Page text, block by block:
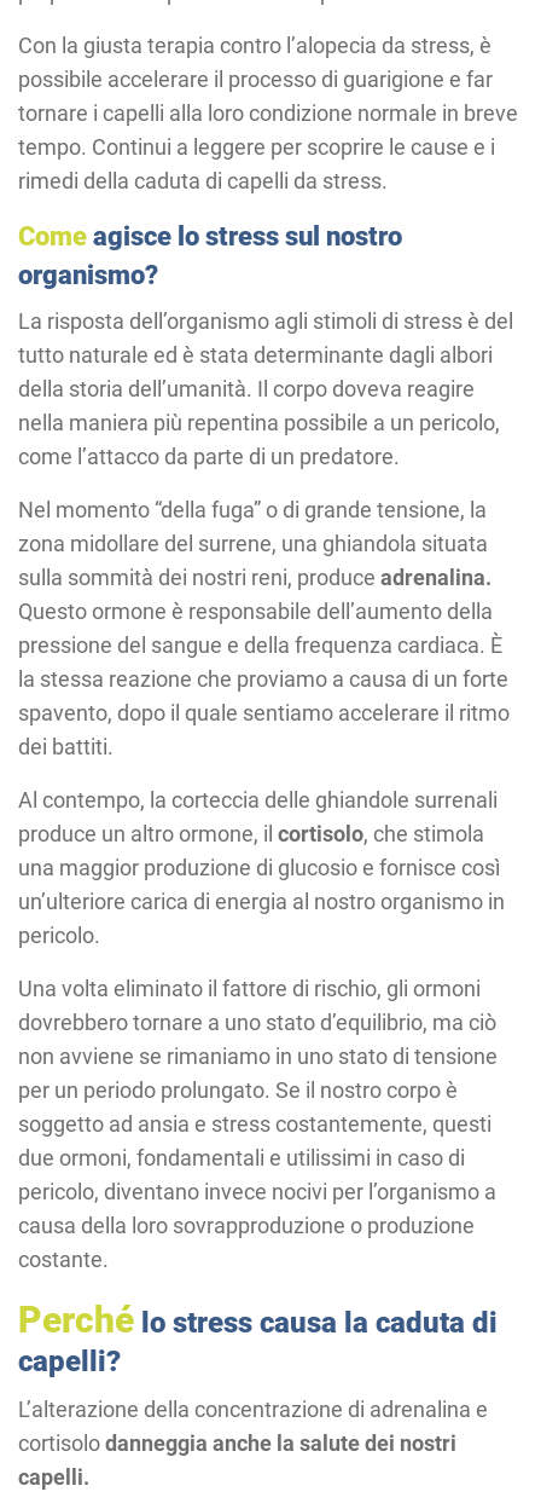
Con la giusta terapia contro l’alopecia da stress, è
possibile accelerare il processo di guarigione e far
tornare i capelli alla loro condizione normale in breve
tempo. Continui a leggere per scoprire le cause e i
rimedi della caduta di capelli da stress.
Come agisce lo stress sul nostro
organismo?
La risposta dell’organismo agli stimoli di stress è del
tutto naturale ed è stata determinante dagli albori
della storia dell’umanità. Il corpo doveva reagire
nella maniera più repentina possibile a un pericolo,
come l’attacco da parte di un predatore.
Nel momento “della fuga” o di grande tensione, la
zona midollare del surrene, una ghiandola situata
sulla sommità dei nostri reni, produce adrenalina.
Questo ormone è responsabile dell’aumento della
pressione del sangue e della frequenza cardiaca. È
la stessa reazione che proviamo a causa di un forte
spavento, dopo il quale sentiamo accelerare il ritmo
dei battiti.
Al contempo, la corteccia delle ghiandole surrenali
produce un altro ormone, il cortisolo, che stimola
una maggior produzione di glucosio e fornisce così
un’ulteriore carica di energia al nostro organismo in
pericolo.
Una volta eliminato il fattore di rischio, gli ormoni
dovrebbero tornare a uno stato d’equilibrio, ma ciò
non avviene se rimaniamo in uno stato di tensione
per un periodo prolungato. Se il nostro corpo è
soggetto ad ansia e stress costantemente, questi
due ormoni, fondamentali e utilissimi in caso di
pericolo, diventano invece nocivi per l’organismo a
causa della loro sovrapproduzione o produzione
costante.
Perché lo stress causa la caduta di
capelli?
L’alterazione della concentrazione di adrenalina e
cortisolodanneggia anche la salute dei nostri
capelli.